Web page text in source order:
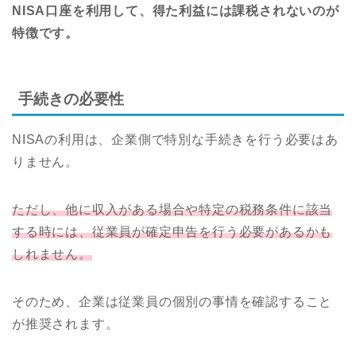
NISA口座を利用して、得た利益には課税されないのが
特徴です。
手続きの必要性
NISAの利用は、企業側で特別な手続きを行う必要はあ
りません。
ただし、他に収入がある場合や特定の税務条件に該当
する時には、従業員が確定申告を行う必要があるかも
しれません。
そのため、企業は従業員の個別の事情を確認すること
が推奨されます。